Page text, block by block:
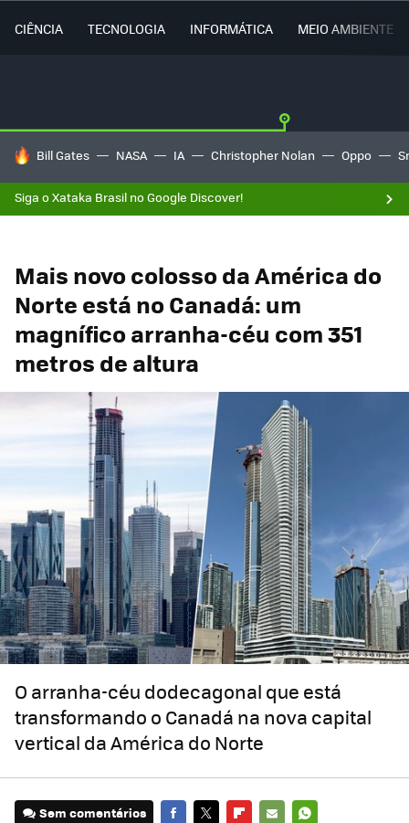
CIÊNCIA TECNOLOGIA INFORMÁTICA MEIO AMBIENTE
TENDÊNCIAS DO DIA
Bill Gates NASA IA Christopher Nolan Oppo
Siga o Xataka Brasil no Google Discover!
Mais novo colosso da América do
Norte está no Canadá: um
magnífico arranha-céu com 351
metros de altura
O arranha-céu dodecagonal que está
transformando o Canadá na nova capital
vertical da América do Norte
Sem comentários